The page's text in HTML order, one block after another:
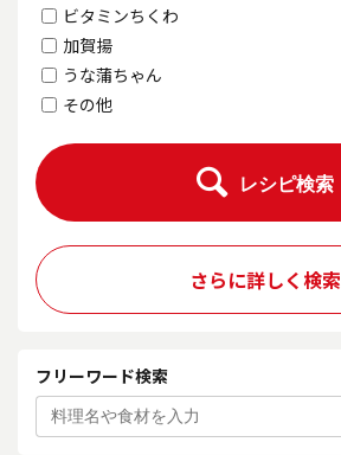
ビタミンちくわ
加賀揚
うな蒲ちゃん
その他
レシピ検索
さらに詳しく検索
フリーワード検索